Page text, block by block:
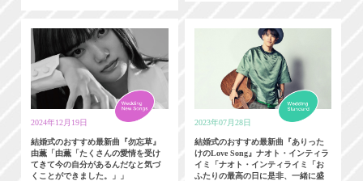
2024年12月19日
結婚式のおすすめ最新曲『勿忘草』
由薫「由薫「たくさんの愛情を受け
てきて今の自分があるんだなと気づ
くことができました。」」
2023年07月28日
結婚式のおすすめ最新曲『ありった
けのLove Song』ナオト・インティラ
イミ「ナオト・インティライミ「お
ふたりの最高の日に是非、一緒に盛